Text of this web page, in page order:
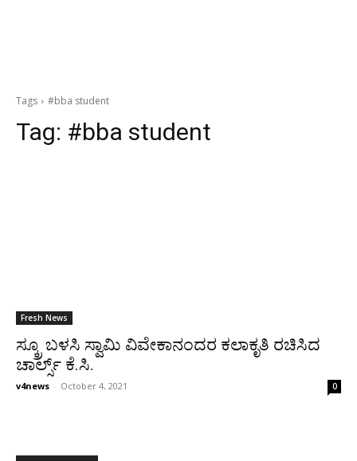
Tags #bba student
Tag: #bba student
Fresh News
ಸ್ಕ್ರೂ ಬಳಸಿ ಸ್ವಾಮಿ ವಿವೇಕಾನಂದರ ಕಲಾಕೃತಿ ರಚಿಸಿದ
ಚಾರ್ಲ್ಸ್ ಕೆ.ಸಿ.
v4news - October 4, 2021 0